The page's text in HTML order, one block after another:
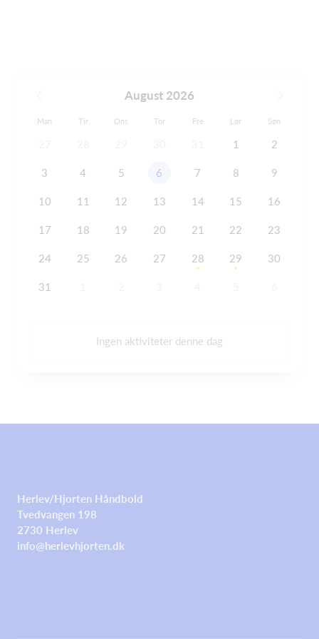
August 2026
Man Tir Ons Tor Fre Lør Søn
1 2
3 4 5 6 7 8 9
10 11 12 13 14 15 16
17 18 19 20 21 22 23
24 25 26 27 28 29 30
31
Ingen aktiviteter denne dag
Herlev/Hjorten Håndbold
Tvedvangen 198
2730 Herlev
info@herlevhjorten.dk